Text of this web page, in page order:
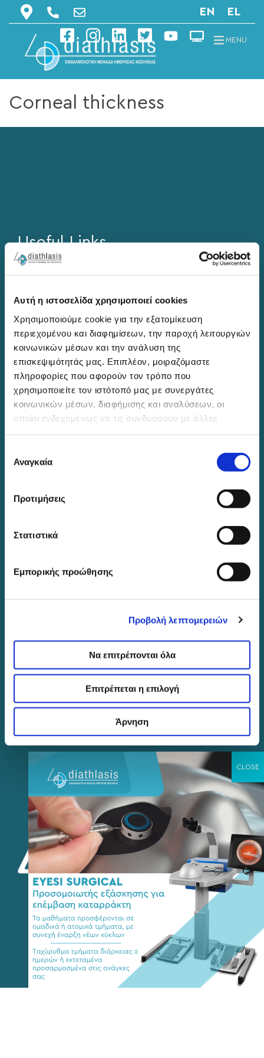
Αυτή η ιστοσελίδα χρησιμοποιεί cookies
Χρησιμοποιούμε cookie για την εξατομίκευση
περιεχομένου και διαφημίσεων, την παροχή λειτουργιών
κοινωνικών μέσων και την ανάλυση της
επισκεψιμότητάς μας. Επιπλέον, μοιραζόμαστε
πληροφορίες που αφορούν τον τρόπο που
χρησιμοποιείτε τον ιστότοπό μας με συνεργάτες
κοινωνικών μέσων, διαφήμισης και αναλύσεων, οι
οποίοι ενδεχομένως να τις συνδυάσουν με άλλες
των υπηρεσιών τους.
συγκατάθεσης
Αναγκαία
Προτιμήσεις
Στατιστικά
Εμπορικής προώθησης
Προβολή λεπτομερειών
Να επιτρέπονται όλα
Επιτρέπεται η επιλογή
Άρνηση
EN EL
MENU
Corneal thickness
Useful Links
Refractive Surgery
International Society of Refractive Surgery
European Society of Cataract and Refractive
American Society of Cataract and Refractive
Surgery
Contact
26th Oktovriou St., 43 - Thessaloniki
+302310502901
info@eyediathlasis.gr
Find us on social media